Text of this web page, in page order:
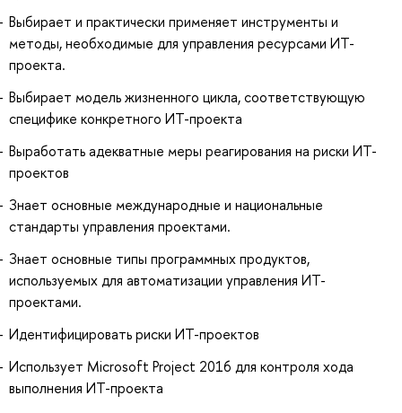
Выбирает и практически применяет инструменты и
методы, необходимые для управления ресурсами ИТ-
проекта.
Выбирает модель жизненного цикла, соответствующую
специфике конкретного ИТ-проекта
Выработать адекватные меры реагирования на риски ИТ-
проектов
Знает основные международные и национальные
стандарты управления проектами.
Знает основные типы программных продуктов,
используемых для автоматизации управления ИТ-
проектами.
Идентифицировать риски ИТ-проектов
Использует Microsoft Project 2016 для контроля хода
выполнения ИТ-проекта